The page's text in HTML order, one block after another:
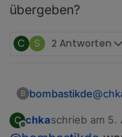
übergeben?
C S 2 Antworten
B bombastikde@
wird
C
Offline
chkaschrieb am 5.
zuletzt editiert